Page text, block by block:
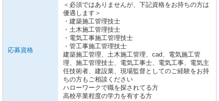
応募資格
＜必須ではありませんが、下記資格をお持ちの方は
優遇します＞
・建築施工管理技士
・土木施工管理技士
・電気工事施工管理技士
・管工事施工管理技士
建築施工管理、土木施工管理、cad、電気施工管
理、施工管理技士、電気工事士、電気工事、電気主
任技術者、建設業、現場監督としてのご経験をお持
ちの方もご相談ください
ハローワークで職を探されてる方
高校卒業程度の学力を有する方